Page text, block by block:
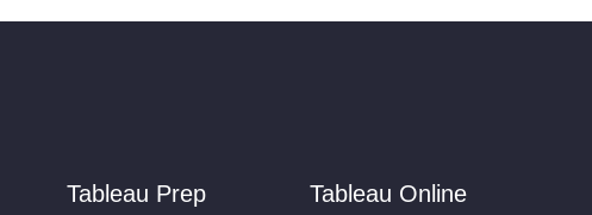
Tableau Prep Tableau Online